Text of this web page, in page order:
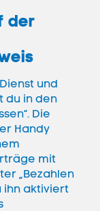
der
und
du in den
Die
Handy
mit
„Bezahlen
ihn aktiviert